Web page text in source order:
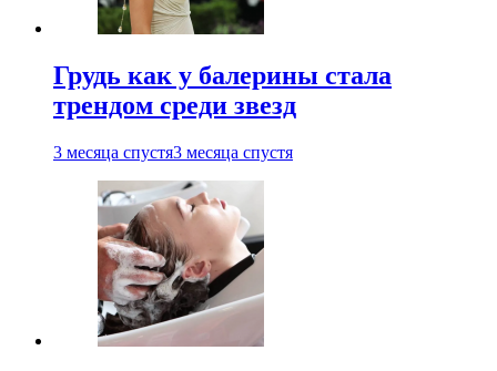
Грудь как у балерины стала
трендом среди звезд
3 месяца спустя3 месяца спустя